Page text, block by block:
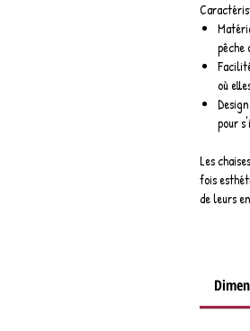
pêche
où
pour
Les
fois
de leurs